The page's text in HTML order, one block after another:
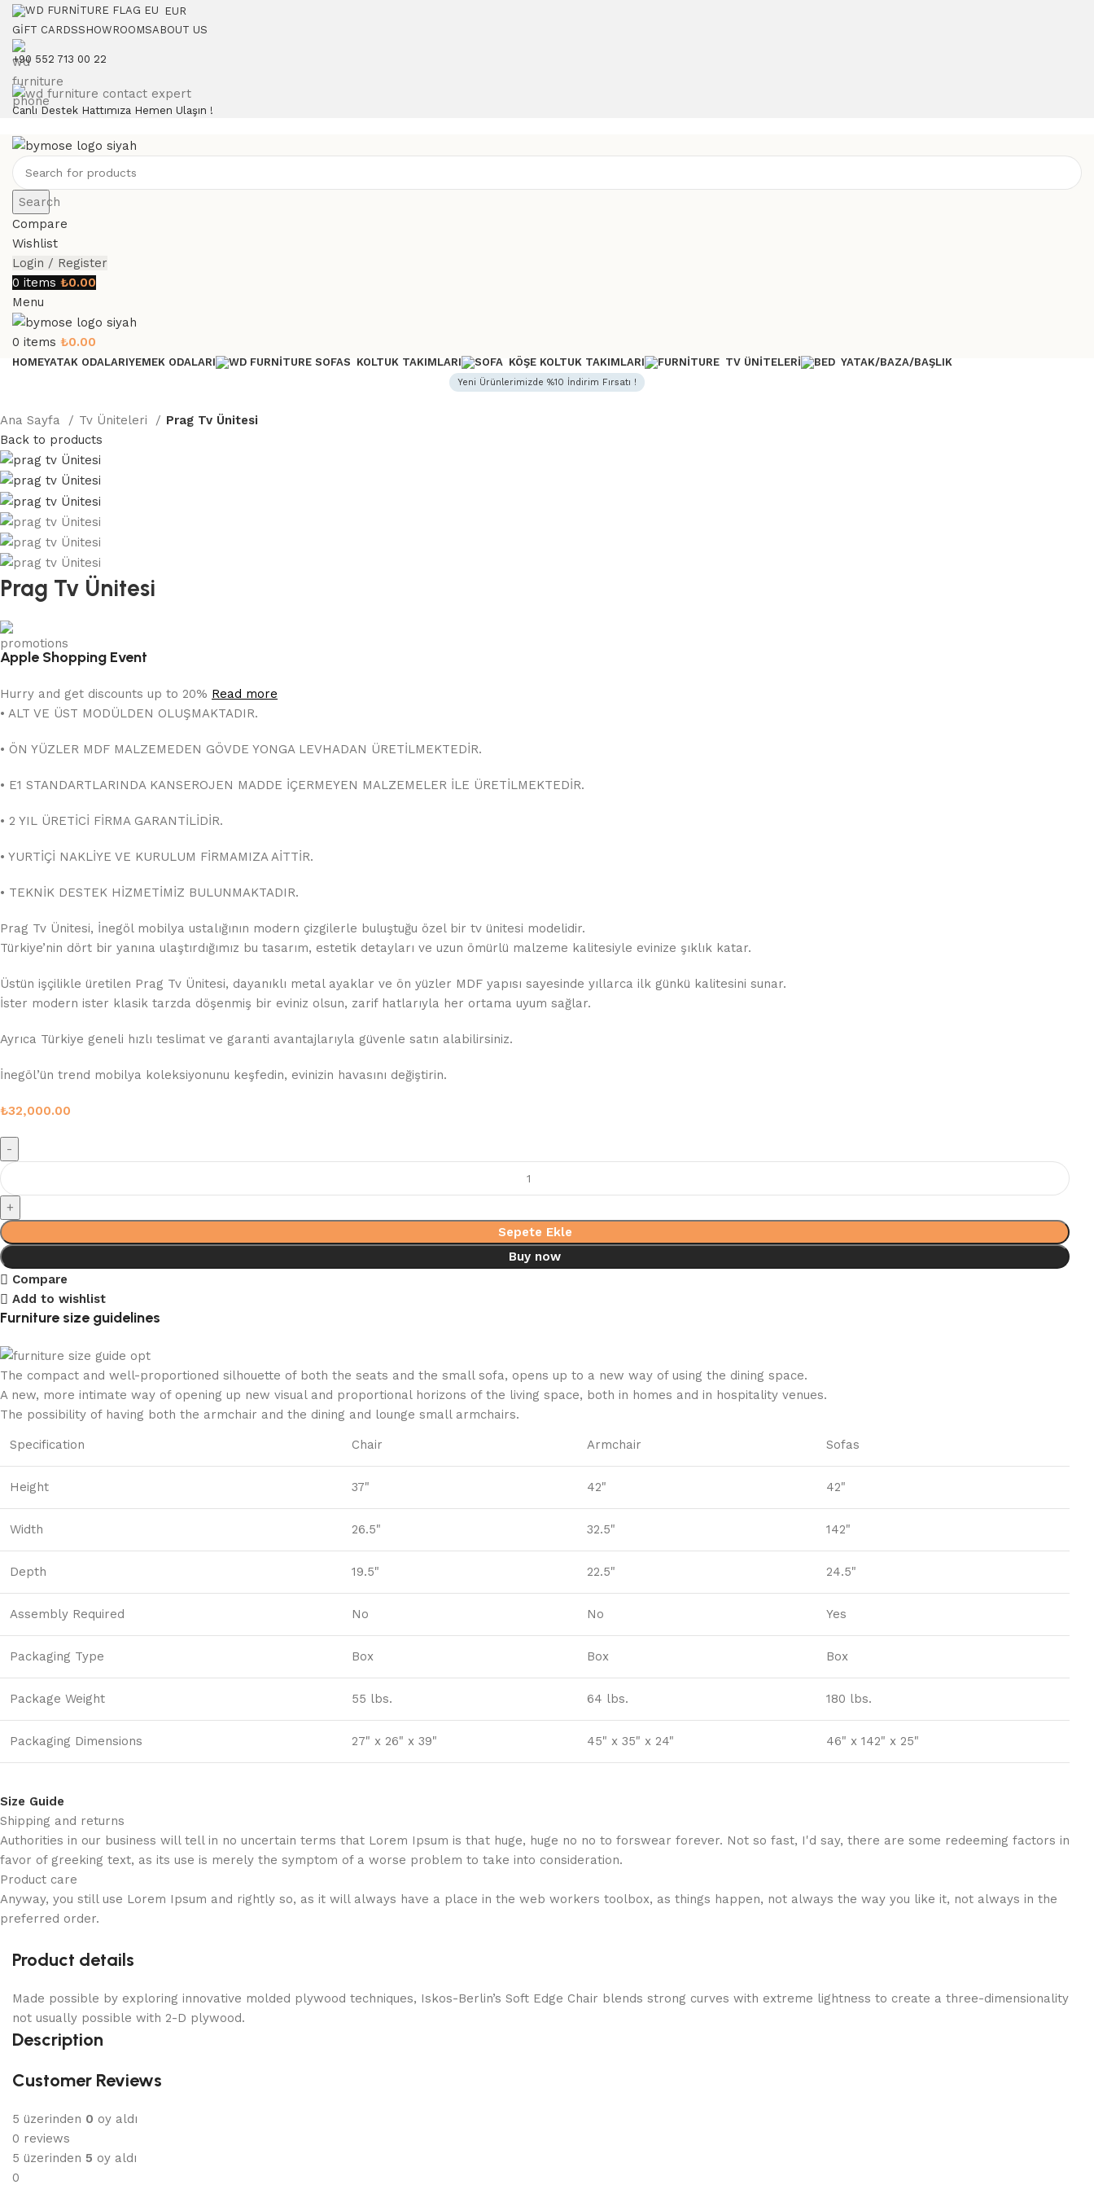
EUR
GIFT CARDSSHOWROOMSABOUT US
+90 552 713 00 22
Canlı Destek Hattımıza Hemen Ulaşın !
Search
Compare
Wishlist
Login / Register
0 items ₺0.00
Menu
0 items ₺0.00
HOMEYATAK ODALARIYEMEK ODALARI KOLTUK TAKIMLARI KÖŞE KOLTUK TAKIMLARI TV ÜNITELERI YATAK/BAZA/BAŞLIK
Yeni Ürünlerimizde %10 İndirim Fırsatı !
Ana Sayfa Tv Üniteleri
Prag Tv Ünitesi
Back to products
Prag Tv Ünitesi
Apple Shopping Event
Hurry and get discounts up to 20% Read more
• ALT VE ÜST MODÜLDEN OLUŞMAKTADIR.
• ÖN YÜZLER MDF MALZEMEDEN GÖVDE YONGA LEVHADAN ÜRETİLMEKTEDİR.
• E1 STANDARTLARINDA KANSEROJEN MADDE İÇERMEYEN MALZEMELER İLE ÜRETİLMEKTEDİR.
• 2 YIL ÜRETİCİ FİRMA GARANTİLİDİR.
• YURTİÇİ NAKLİYE VE KURULUM FİRMAMIZA AİTTİR.
• TEKNİK DESTEK HİZMETİMİZ BULUNMAKTADIR.
Prag Tv Ünitesi, İnegöl mobilya ustalığının modern çizgilerle buluştuğu özel bir tv ünitesi modelidir.
Türkiye’nin dört bir yanına ulaştırdığımız bu tasarım, estetik detayları ve uzun ömürlü malzeme kalitesiyle evinize şıklık katar.
Üstün işçilikle üretilen Prag Tv Ünitesi, dayanıklı metal ayaklar ve ön yüzler MDF yapısı sayesinde yıllarca ilk günkü kalitesini sunar.
İster modern ister klasik tarzda döşenmiş bir eviniz olsun, zarif hatlarıyla her ortama uyum sağlar.
Ayrıca Türkiye geneli hızlı teslimat ve garanti avantajlarıyla güvenle satın alabilirsiniz.
İnegöl’ün trend mobilya koleksiyonunu keşfedin, evinizin havasını değiştirin.
₺32,000.00
Sepete Ekle
Buy now
Compare
Add to wishlist
Furniture size guidelines
The compact and well-proportioned silhouette of both the seats and the small sofa, opens up to a new way of using the dining space.
A new, more intimate way of opening up new visual and proportional horizons of the living space, both in homes and in hospitality venues.‎
The possibility of having both the armchair and the dining and lounge small armchairs.
Specification Chair Armchair Sofas
Height 37" 42" 42"
Width 26.5" 32.5" 142"
Depth 19.5" 22.5" 24.5"
Assembly Required No No Yes
Packaging Type Box Box Box
Package Weight 55 lbs. 64 lbs. 180 lbs.
Packaging Dimensions 27" x 26" x 39" 45" x 35" x 24" 46" x 142" x 25"
Size Guide
Shipping and returns
Authorities in our business will tell in no uncertain terms that Lorem Ipsum is that huge, huge no no to forswear forever. Not so fast, I'd say, there are some redeeming factors in
favor of greeking text, as its use is merely the symptom of a worse problem to take into consideration.
Product care
Anyway, you still use Lorem Ipsum and rightly so, as it will always have a place in the web workers toolbox, as things happen, not always the way you like it, not always in the
preferred order.
Product details
Made possible by exploring innovative molded plywood techniques, Iskos-Berlin’s Soft Edge Chair blends strong curves with extreme lightness to create a three-dimensionality
not usually possible with 2-D plywood.
Description
Customer Reviews
5 üzerinden 0 oy aldı
0 reviews
5 üzerinden 5 oy aldı
0